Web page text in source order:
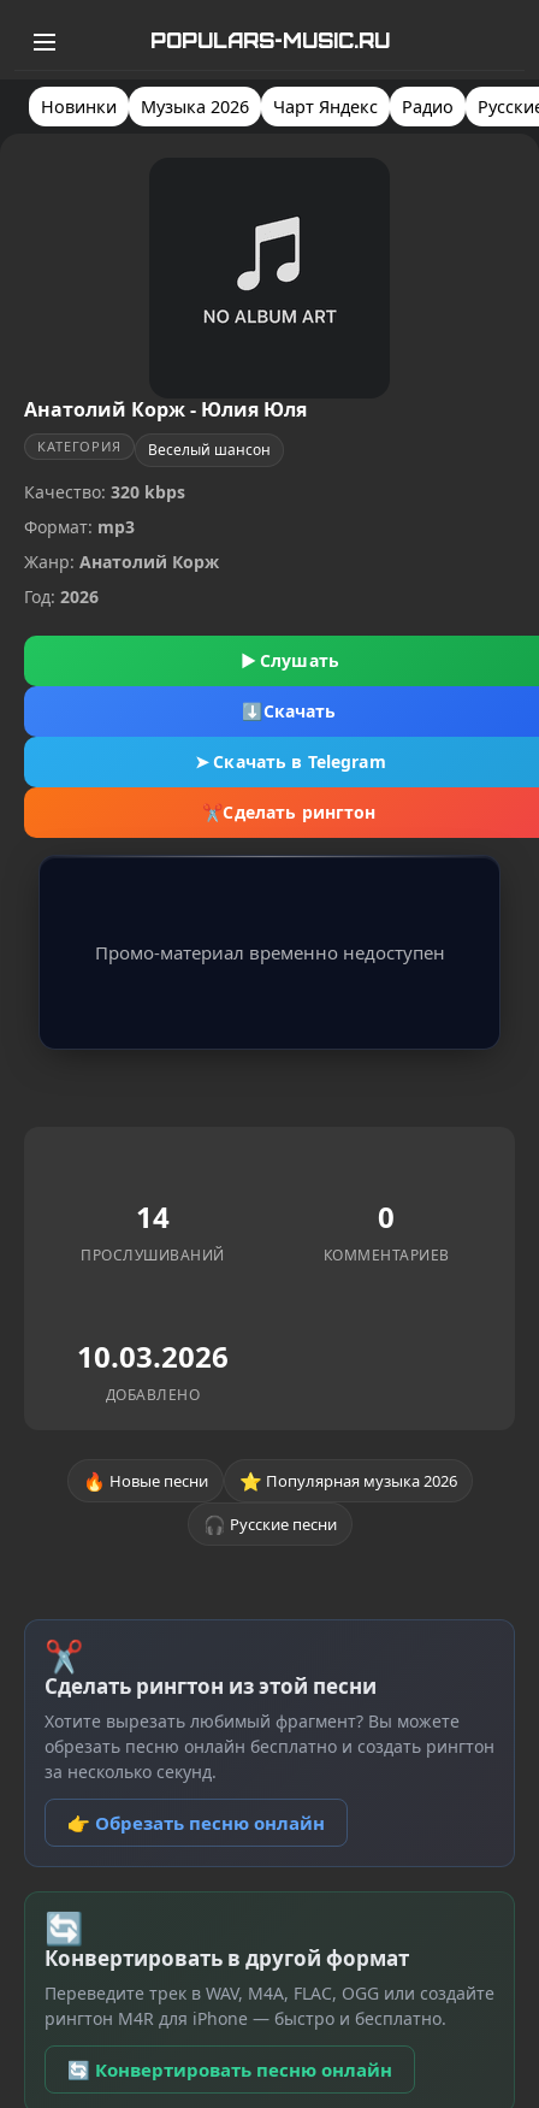
POPULARS-MUSIC.RU
Новинки Музыка 2026 Чарт Яндекс Радио
Анатолий Корж - Юлия Юля
КАТЕГОРИЯ Веселый шансон
Качество: 320 kbps
Формат: mp3
Жанр: Анатолий Корж
Год: 2026
▶ Слушать
⬇Скачать
➤Скачать в Telegram
✂Сделать рингтон
Промо-материал временно недоступен
14
ПРОСЛУШИВАНИЙ
0
КОММЕНТАРИЕВ
10.03.2026
ДОБАВЛЕНО
🔥 Новые песни ⭐ Популярная музыка 2026
🎧 Русские песни
✂
Сделать рингтон из этой песни
Хотите вырезать любимый фрагмент? Вы можете
обрезать песню онлайн бесплатно и создать рингтон
за несколько секунд.
👉 Обрезать песню онлайн
🔄
Конвертировать в другой формат
Переведите трек в WAV, M4A, FLAC, OGG или создайте
рингтон M4R для iPhone — быстро и бесплатно.
🔄 Конвертировать песню онлайн